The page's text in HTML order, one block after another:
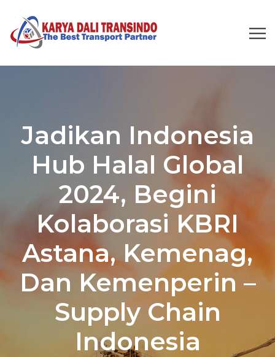
Jadikan Indonesia
Hub Halal Global
2024, Begini
Kolaborasi KBRI
Astana, Kemenag,
Dan Kemenperin –
Supply Chain
Indonesia